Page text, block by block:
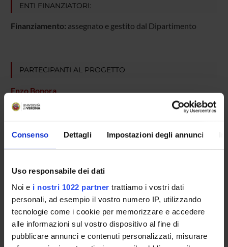
Consenso Dettagli Impostazioni degli annunci
Uso responsabile dei dati
Noi e i nostri 1022 partner trattiamo i vostri dati
personali, ad esempio il vostro numero IP, utilizzando
tecnologie come i cookie per memorizzare e accedere
alle informazioni sul vostro dispositivo al fine di
pubblicare annunci e contenuti personalizzati, misurare
ENTI FINANZIATORI:
Finanziamento: assegnato e gestito dal Dipartimento
PARTECIPANTI AL PROGETTO
Enzo Bonora
Professore emerito
Marilena Longo
Paolo Moghetti
Cultore della materia
Carlo Negri
Fabrizia Perrone
Flavia Tosi